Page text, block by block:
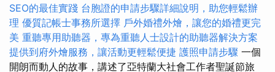
SEO的最佳實踐 台胞證的申請步驟詳細說明，助您輕鬆辦
理 優質記帳士事務所選擇 戶外婚禮外燴，讓您的婚禮更完
美 重聽專用助聽器，專為重聽人士設計的助聽器解決方案
提供到府外燴服務，讓活動更輕鬆便捷 護照申請步驟 一個
開朗而動人的故事，講述了亞特蘭大社會工作者聖誕節旅